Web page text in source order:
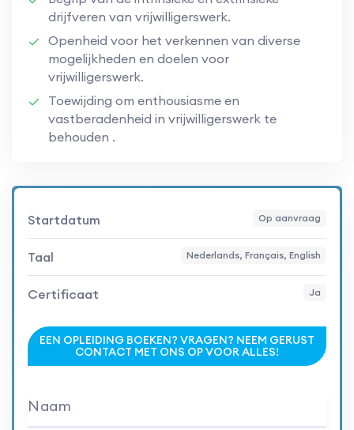
drijfveren van vrijwilligerswerk.
Openheid voor het verkennen van diverse
mogelijkheden en doelen voor
vrijwilligerswerk.
Toewijding om enthousiasme en
vastberadenheid in vrijwilligerswerk te
behouden .
Startdatum Op aanvraag
Taal Nederlands, Français, English
Certificaat Ja
EEN OPLEIDING BOEKEN? VRAGEN? NEEM GERUST
CONTACT MET ONS OP VOOR ALLES!
Naam